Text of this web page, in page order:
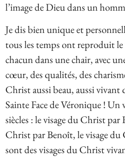
l’image de Dieu dans un
Je dis bien unique et
tous les temps ont reproduit
chacun dans une chair, avec
cœur, des qualités, des
Christ aussi beau, aussi vivant
Sainte Face de Véronique ! Un
siècles : le visage du Christ par
Christ par Benoît, le visage du
sont des visages du Christ